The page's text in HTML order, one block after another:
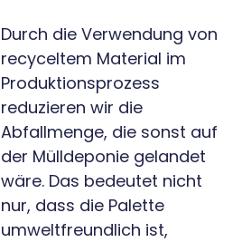
Durch die Verwendung von
recyceltem Material im
Produktionsprozess
reduzieren wir die
Abfallmenge, die sonst auf
der Mülldeponie gelandet
wäre. Das bedeutet nicht
nur, dass die Palette
umweltfreundlich ist,